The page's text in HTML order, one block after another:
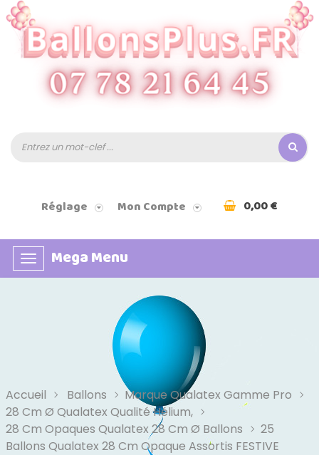
Réglage Mon Compte 0,00 €
Basculer
la
Mega Menu
Accueil Ballons
Marque Qualatex Gamme Pro
28 Cm Ø Qualatex Qualité Hélium,
28 Cm Opaques Qualatex 28 Cm Ø Ballons
25
Ballons Qualatex 28 Cm Opaque Assortis FESTIVE